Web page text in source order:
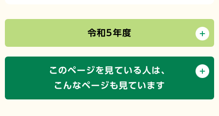
令和5年度
このページを見ている人は、
こんなページも見ています